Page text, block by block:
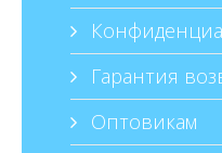
Гарантия
Оптовикам